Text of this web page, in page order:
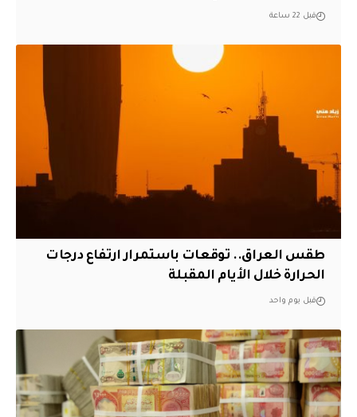
قبل 22 ساعة
طقس العراق.. توقعات باستمرار ارتفاع درجات
الحرارة خلال الأيام المقبلة
قبل يوم واحد